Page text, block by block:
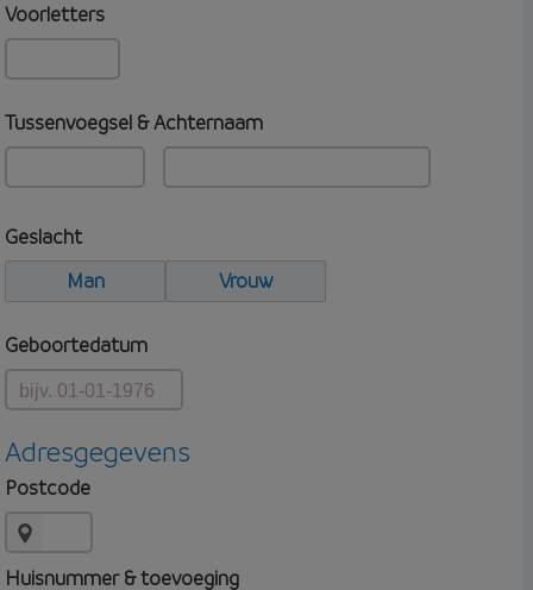
Voorletters
Tussenvoegsel & Achternaam
Geslacht
Man
Vrouw
Geboortedatum
Adresgegevens
Postcode
Huisnummer & toevoeging